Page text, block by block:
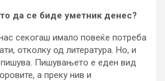
да се биде уметник денес?
секогаш имало повеќе потреба
отколку од литература. Но, и
пишува. Пишувањето е еден вид
а преку нив и